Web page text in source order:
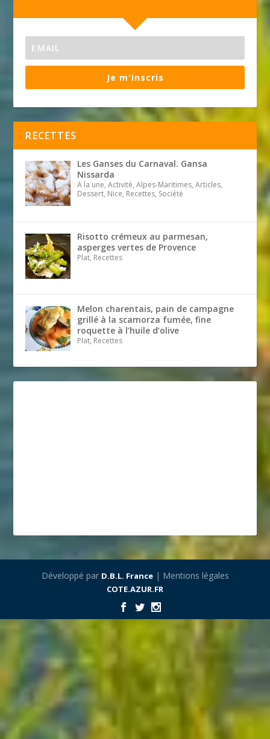
Je m'inscris
RECETTES
Les Ganses du Carnaval. Gansa
Nissarda
A la une, Activité, Alpes-Maritimes, Articles,
Dessert, Nice, Recettes, Société
Risotto crémeux au parmesan,
asperges vertes de Provence
Plat, Recettes
Melon charentais, pain de campagne
grillé à la scamorza fumée, fine
roquette à l’huile d’olive
Plat, Recettes
Développé par D.B.L. France| Mentions légales
COTE.AZUR.FR